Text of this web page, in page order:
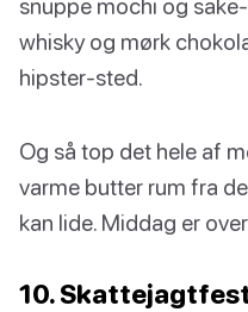
snuppe mochi og
whisky og mørk
hipster-sted.
Og så top det hele af
varme butter rum fra
kan lide. Middag er
10.